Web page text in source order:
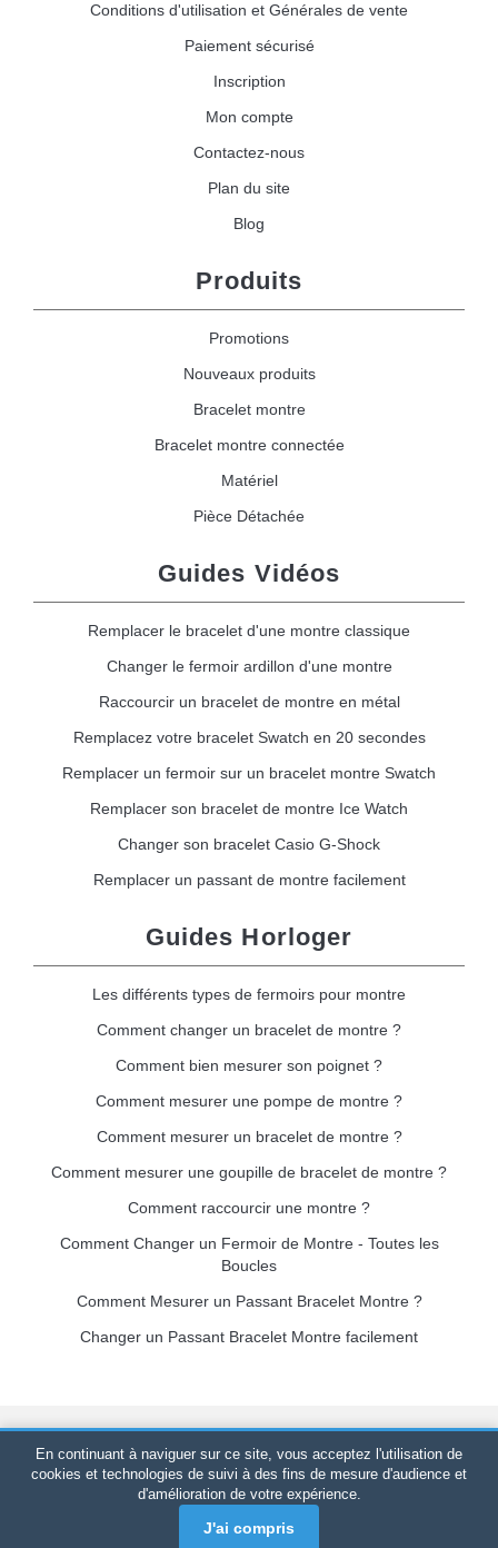
Conditions d'utilisation et Générales de vente
Paiement sécurisé
Inscription
Mon compte
Contactez-nous
Plan du site
Blog
Produits
Promotions
Nouveaux produits
Bracelet montre
Bracelet montre connectée
Matériel
Pièce Détachée
Guides Vidéos
Remplacer le bracelet d'une montre classique
Changer le fermoir ardillon d'une montre
Raccourcir un bracelet de montre en métal
Remplacez votre bracelet Swatch en 20 secondes
Remplacer un fermoir sur un bracelet montre Swatch
Remplacer son bracelet de montre Ice Watch
Changer son bracelet Casio G-Shock
Remplacer un passant de montre facilement
Guides Horloger
Les différents types de fermoirs pour montre
Comment changer un bracelet de montre ?
Comment bien mesurer son poignet ?
Comment mesurer une pompe de montre ?
Comment mesurer un bracelet de montre ?
Comment mesurer une goupille de bracelet de montre ?
Comment raccourcir une montre ?
Comment Changer un Fermoir de Montre - Toutes les
Boucles
Comment Mesurer un Passant Bracelet Montre ?
Changer un Passant Bracelet Montre facilement
Bracelet-de-montre.com© 2026Tous droits réservés-SIRET
520 247 727 000 57 -Plateforme Juridique : BP 20075 - 31121
PORTET PDC - France Métropolitaine-Vente en ligne
uniquement
En continuant à naviguer sur ce site, vous acceptez l'utilisation de
cookies et technologies de suivi à des fins de mesure d'audience et
d'amélioration de votre expérience.
J'ai compris